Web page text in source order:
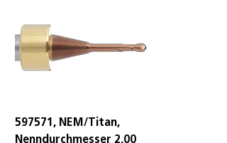
597571, NEM/Titan,
Nenndurchmesser 2,00